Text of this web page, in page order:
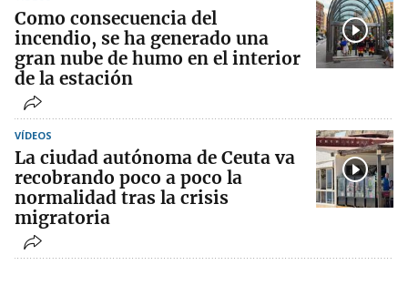
Como consecuencia del
incendio, se ha generado una
gran nube de humo en el interior
de la estación
VÍDEOS
La ciudad autónoma de Ceuta va
recobrando poco a poco la
normalidad tras la crisis
migratoria